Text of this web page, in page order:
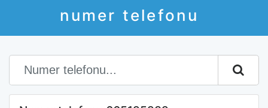
numer telefonu